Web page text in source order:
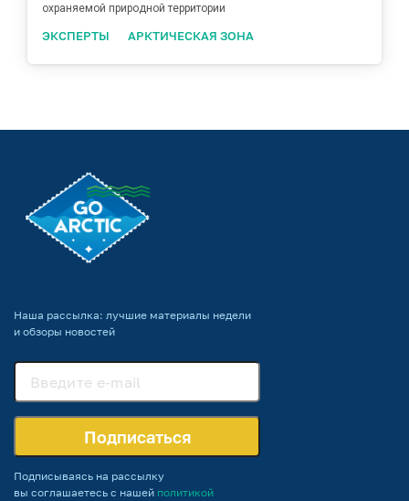
охраняемой природной территории
ЭКСПЕРТЫ АРКТИЧЕСКАЯ ЗОНА
Наша рассылка: лучшие материалы недели
и обзоры новостей
Подписаться
Подписываясь на рассылку
вы соглашаетесь с нашей политикой